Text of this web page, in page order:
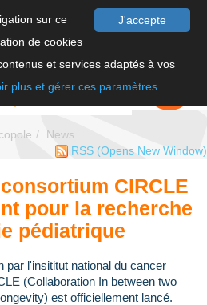
J'accepte
sur ce
de cookies
et services adaptés à vos
plus et gérer ces paramètres
FAIRE UN
DON
News
RSS (Opens New Window)
CIRCLE
pour la recherche
pédiatrique
par l'insititut national du cancer
(Collaboration In between two
est officiellement lancé.